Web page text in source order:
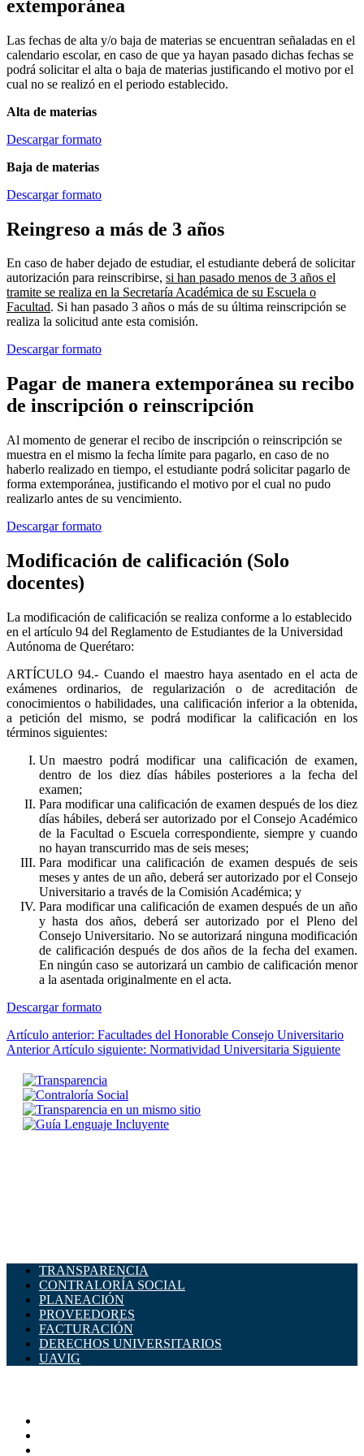
extemporánea
Las fechas de alta y/o baja de materias se encuentran señaladas en el
calendario escolar, en caso de que ya hayan pasado dichas fechas se
podrá solicitar el alta o baja de materias justificando el motivo por el
cual no se realizó en el periodo establecido.
Alta de materias
Descargar formato
Baja de materias
Descargar formato
Reingreso a más de 3 años
En caso de haber dejado de estudiar, el estudiante deberá de solicitar
autorización para reinscribirse, si han pasado menos de 3 años el
tramite se realiza en la Secretaría Académica de su Escuela o
Facultad. Si han pasado 3 años o más de su última reinscripción se
realiza la solicitud ante esta comisión.
Descargar formato
Pagar de manera extemporánea su recibo
de inscripción o reinscripción
Al momento de generar el recibo de inscripción o reinscripción se
muestra en el mismo la fecha límite para pagarlo, en caso de no
haberlo realizado en tiempo, el estudiante podrá solicitar pagarlo de
forma extemporánea, justificando el motivo por el cual no pudo
realizarlo antes de su vencimiento.
Descargar formato
Modificación de calificación (Solo
docentes)
La modificación de calificación se realiza conforme a lo establecido
en el artículo 94 del Reglamento de Estudiantes de la Universidad
Autónoma de Querétaro:
ARTÍCULO 94.- Cuando el maestro haya asentado en el acta de
exámenes ordinarios, de regularización o de acreditación de
conocimientos o habilidades, una calificación inferior a la obtenida,
a petición del mismo, se podrá modificar la calificación en los
términos siguientes:
Un maestro podrá modificar una calificación de examen,
dentro de los diez días hábiles posteriores a la fecha del
examen;
Para modificar una calificación de examen después de los diez
días hábiles, deberá ser autorizado por el Consejo Académico
de la Facultad o Escuela correspondiente, siempre y cuando
no hayan transcurrido mas de seis meses;
Para modificar una calificación de examen después de seis
meses y antes de un año, deberá ser autorizado por el Consejo
Universitario a través de la Comisión Académica; y
Para modificar una calificación de examen después de un año
y hasta dos años, deberá ser autorizado por el Pleno del
Consejo Universitario. No se autorizará ninguna modificación
de calificación después de dos años de la fecha del examen.
En ningún caso se autorizará un cambio de calificación menor
a la asentada originalmente en el acta.
Descargar formato
Artículo anterior: Facultades del Honorable Consejo Universitario
Anterior Artículo siguiente: Normatividad Universitaria Siguiente
TRANSPARENCIA
CONTRALORÍA SOCIAL
PLANEACIÓN
PROVEEDORES
FACTURACIÓN
DERECHOS UNIVERSITARIOS
UAVIG